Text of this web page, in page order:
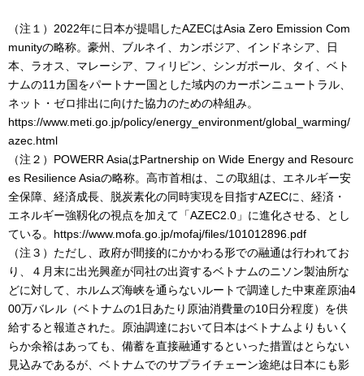
（注１）2022年に日本が提唱したAZECはAsia Zero Emission Com
munityの略称。豪州、ブルネイ、カンボジア、インドネシア、日
本、ラオス、マレーシア、フィリピン、シンガポール、タイ、ベト
ナムの11カ国をパートナー国とした域内のカーボンニュートラル、
ネット・ゼロ排出に向けた協力のための枠組み。
https://www.meti.go.jp/policy/energy_environment/global_warming/
azec.html
（注２）POWERR AsiaはPartnership on Wide Energy and Resourc
es Resilience Asiaの略称。高市首相は、この取組は、エネルギー安
全保障、経済成長、脱炭素化の同時実現を目指すAZECに、経済・
エネルギー強靱化の視点を加えて「AZEC2.0」に進化させる、とし
ている。https://www.mofa.go.jp/mofaj/files/101012896.pdf
（注３）ただし、政府が間接的にかかわる形での融通は行われてお
り、４月末に出光興産が同社の出資するベトナムのニソン製油所な
どに対して、ホルムズ海峡を通らないルートで調達した中東産原油4
00万バレル（ベトナムの1日あたり原油消費量の10日分程度）を供
給すると報道された。原油調達において日本はベトナムよりもいく
らか余裕はあっても、備蓄を直接融通するといった措置はとらない
見込みであるが、ベトナムでのサプライチェーン途絶は日本にも影